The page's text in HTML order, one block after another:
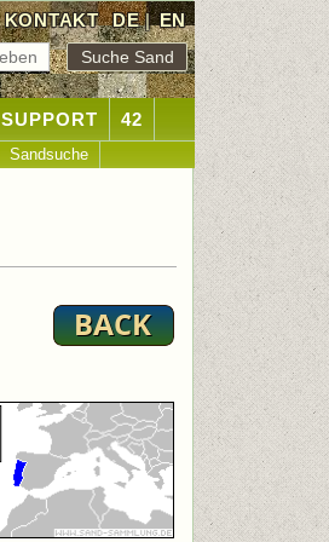
KONTAKT DE|EN
SUPPORT 42
Sandsuche